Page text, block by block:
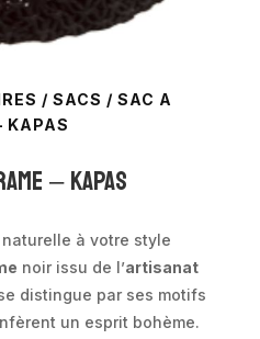
/ SACS / SAC A
KAPAS
– KAPAS
à votre style
noir issu de l’artisanat
distingue par ses motifs
un esprit bohème.